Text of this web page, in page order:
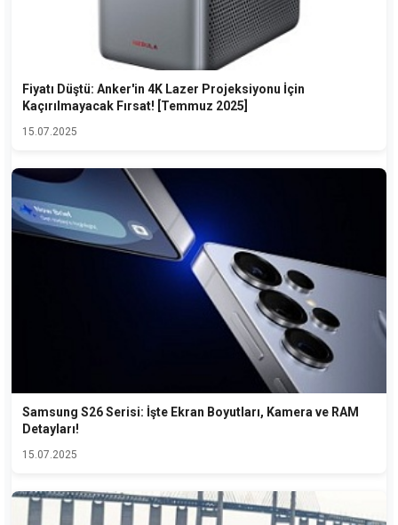
Fiyatı Düştü: Anker'in 4K Lazer Projeksiyonu İçin
Kaçırılmayacak Fırsat! [Temmuz 2025]
15.07.2025
Samsung S26 Serisi: İşte Ekran Boyutları, Kamera ve RAM
Detayları!
15.07.2025